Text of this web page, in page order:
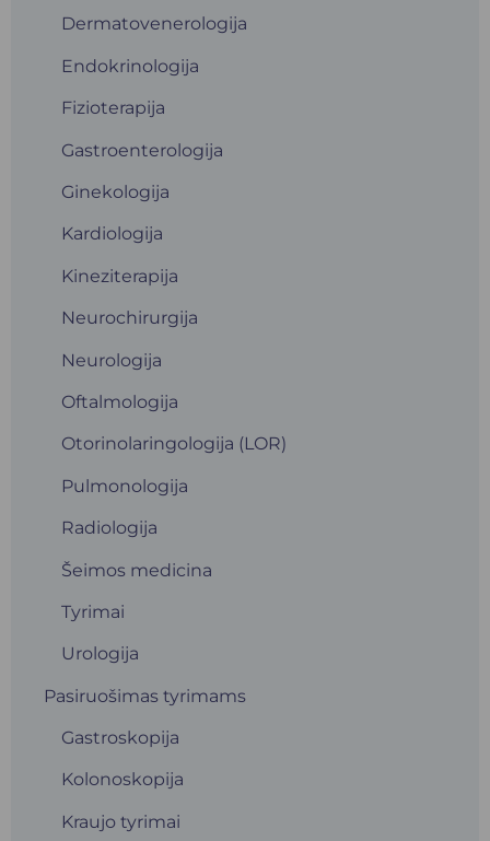
Dermatovenerologija
Endokrinologija
Fizioterapija
Gastroenterologija
Ginekologija
Kardiologija
Kineziterapija
Neurochirurgija
Neurologija
Oftalmologija
Otorinolaringologija (LOR)
Pulmonologija
Radiologija
Šeimos medicina
Tyrimai
Urologija
Pasiruošimas tyrimams
Gastroskopija
Kolonoskopija
Kraujo tyrimai